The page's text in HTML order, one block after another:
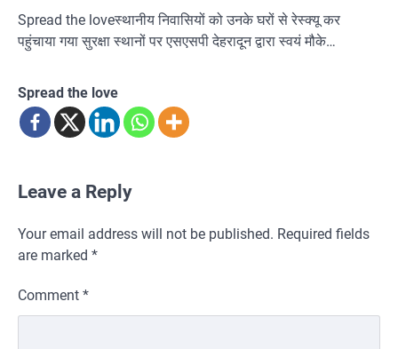
Spread the loveस्थानीय निवासियों को उनके घरों से रेस्क्यू कर
पहुंचाया गया सुरक्षा स्थानों पर एसएसपी देहरादून द्वारा स्वयं मौके…
Spread the love
Leave a Reply
Your email address will not be published. Required fields
are marked *
Comment *